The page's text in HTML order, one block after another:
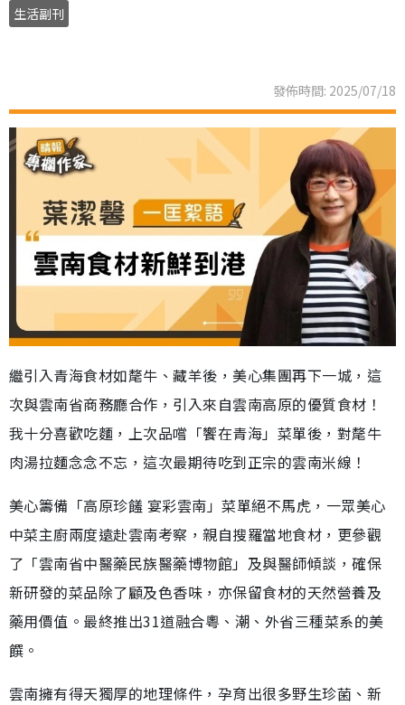
生活副刊
發佈時間: 2025/07/18
繼引入青海食材如氂牛、藏羊後，美心集團再下一城，這
次與雲南省商務廳合作，引入來自雲南高原的優質食材！
我十分喜歡吃麵，上次品嚐「饗在青海」菜單後，對氂牛
肉湯拉麵念念不忘，這次最期待吃到正宗的雲南米線！
美心籌備「高原珍饈 宴彩雲南」菜單絕不馬虎，一眾美心
中菜主廚兩度遠赴雲南考察，親自搜羅當地食材，更參觀
了「雲南省中醫藥民族醫藥博物館」及與醫師傾談，確保
新研發的菜品除了顧及色香味，亦保留食材的天然營養及
藥用價值。最終推出31道融合粵、潮、外省三種菜系的美
饌。
雲南擁有得天獨厚的地理條件，孕育出很多野生珍菌、新